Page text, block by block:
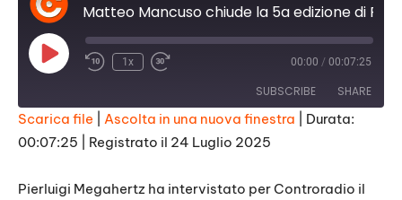
Play
Episode
1x 00:00 / 00:07:25
SUBSCRIBE SHARE
SHARE
LINK
Scarica file Ascolta in una nuova finestra
Durata:
00:07:25
Registrato il 24 Luglio 2025
Pierluigi Megahertz ha intervistato per Controradio il